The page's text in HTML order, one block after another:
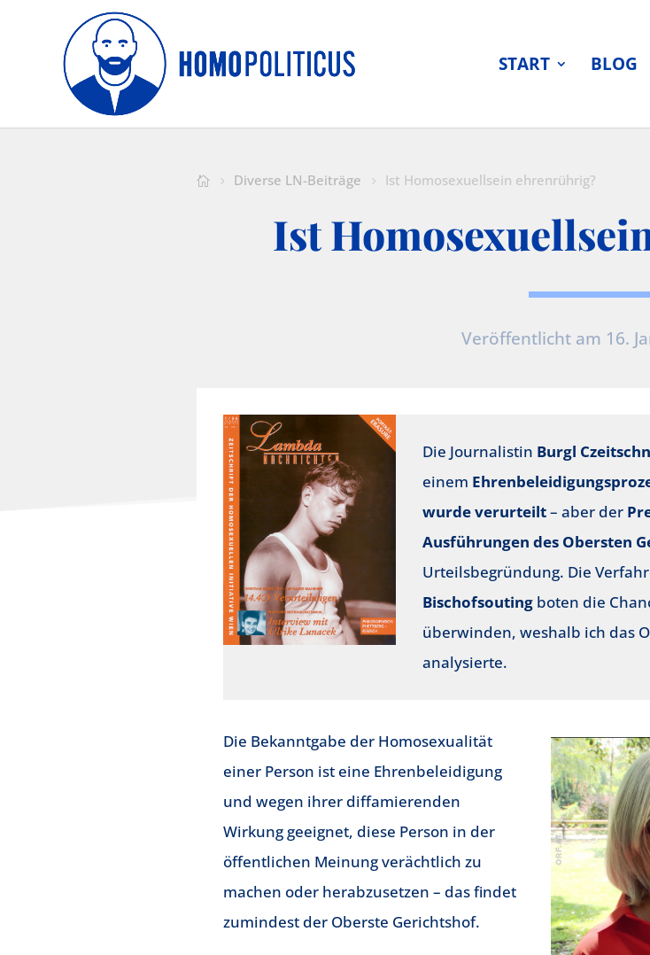
START BLOG
Diverse LN-Beiträge Ist Homosexuellsein ehrenrührig?
Ist
Veröffentlicht am 16.
Die Journalistin Burgl
einem
wurde verurteilt– aber der
Ausführungen des Obersten
Urteilsbegründung. Die
Bischofsouting boten die
überwinden, weshalb ich das
analysierte.
Die Bekanntgabe der Homosexualität
einer Person ist eine Ehrenbeleidigung
und wegen ihrer diffamierenden
Wirkung geeignet, diese Person in der
öffentlichen Meinung verächtlich zu
machen oder herabzusetzen – das findet
zumindest der Oberste Gerichtshof.